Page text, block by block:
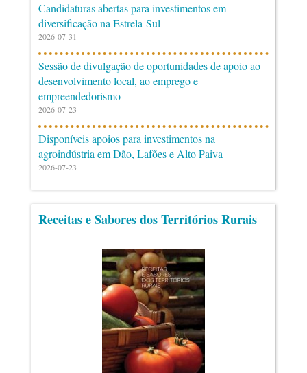
Candidaturas abertas para investimentos em
diversificação na Estrela-Sul
2026-07-31
Sessão de divulgação de oportunidades de apoio ao
desenvolvimento local, ao emprego e
empreendedorismo
2026-07-23
Disponíveis apoios para investimentos na
agroindústria em Dão, Lafões e Alto Paiva
2026-07-23
Receitas e Sabores dos Territórios Rurais